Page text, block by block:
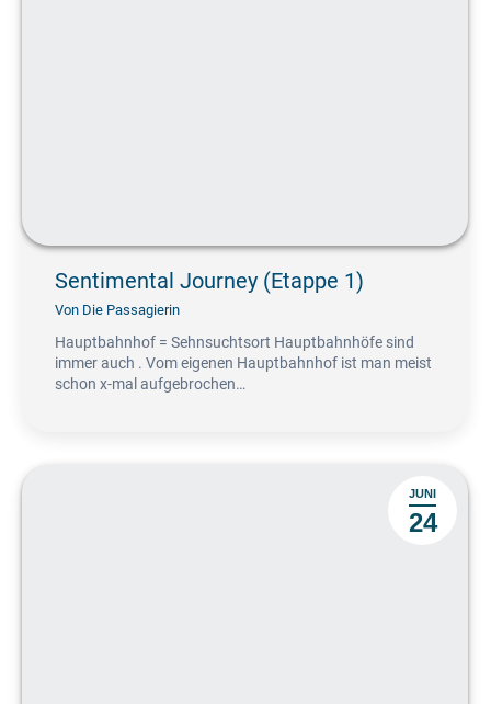
Sentimental Journey (Etappe 1)
Von Die Passagierin
Hauptbahnhof = Sehnsuchtsort Hauptbahnhöfe sind
immer auch . Vom eigenen Hauptbahnhof ist man meist
schon x-mal aufgebrochen…
JUNI
24